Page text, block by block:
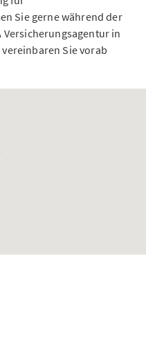
Sie gerne während der
Versicherungsagentur in
Sie vorab